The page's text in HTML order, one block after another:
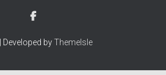
Developed byThemeIsle